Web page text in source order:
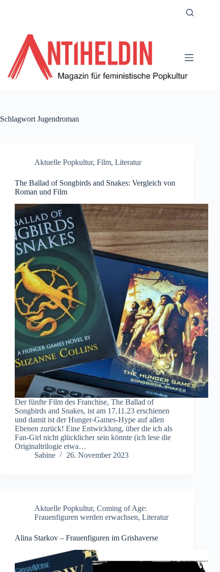
Schlagwort Jugendroman
Aktuelle Popkultur, Film, Literatur
The Ballad of Songbirds and Snakes: Vergleich von
Roman und Film
Der fünfte Film des Franchise, The Ballad of
Songbirds and Snakes, ist am 17.11.23 erschienen
und damit ist der Hunger-Games-Hype auf allen
Ebenen zurück! Eine Entwicklung, über die ich als
Fan-Girl nicht glücklicher sein könnte (ich lese die
Originaltrilogie etwa…
Sabine
26. November 2023
Aktuelle Popkultur, Coming of Age:
Frauenfiguren werden erwachsen, Literatur
Alina Starkov – Frauenfiguren im Grishaverse